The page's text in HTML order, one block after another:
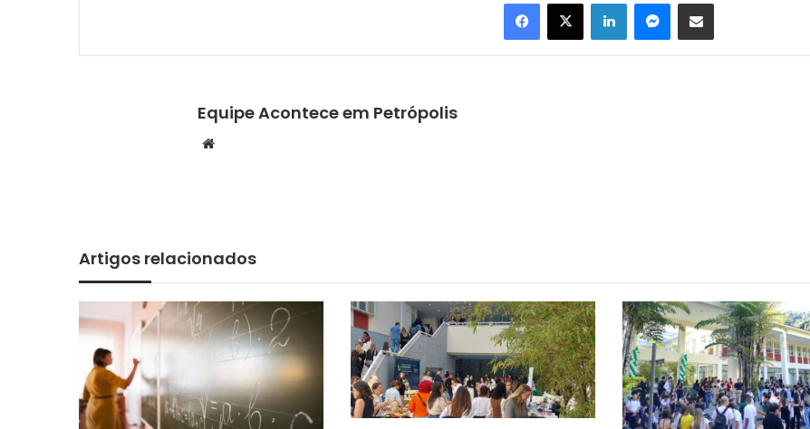
Equipe Acontece em Petrópolis
Artigos relacionados